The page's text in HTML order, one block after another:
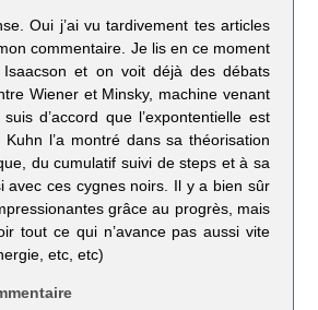
Oui j’ai vu tardivement tes articles
commentaire. Je lis en ce moment
et on voit déjà des débats
Wiener et Minsky, machine venant
d’accord que l’expontentielle est
l’a montré dans sa théorisation
du cumulatif suivi de steps et à sa
avec ces cygnes noirs. Il y a bien sûr
grâce au progrès, mais
tout ce qui n’avance pas aussi vite
etc, etc)